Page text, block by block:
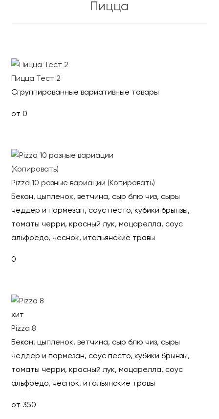
Пицца
Пицца Тест 2
Сгруппированные вариативные товары
от 0
Pizza 10 разные вариации (Копировать)
Бекон, цыпленок, ветчина, сыр блю чиз, сыры
чеддер и пармезан, соус песто, кубики брынзы,
томаты черри, красный лук, моцарелла, соус
альфредо, чеснок, итальянские травы
0
хит
Pizza 8
Бекон, цыпленок, ветчина, сыр блю чиз, сыры
чеддер и пармезан, соус песто, кубики брынзы,
томаты черри, красный лук, моцарелла, соус
альфредо, чеснок, итальянские травы
от 350